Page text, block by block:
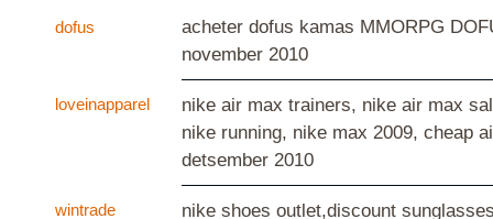
dofus
acheter dofus kamas MMORPG
november 2010
loveinapparel
nike air max trainers, nike air max
nike running, nike max 2009, cheap
detsember 2010
wintrade
nike shoes outlet,discount